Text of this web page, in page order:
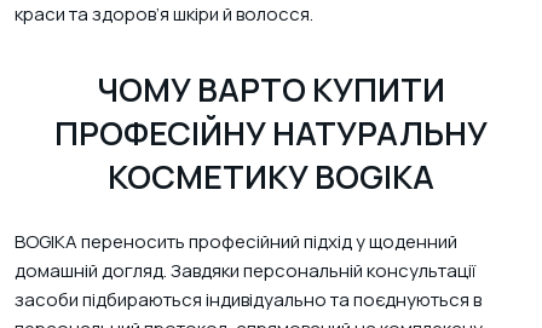
краси та здоров’я шкіри й волосся.
ЧОМУ ВАРТО КУПИТИ
ПРОФЕСІЙНУ НАТУРАЛЬНУ
КОСМЕТИКУ BOGIKA
BOGIKA переносить професійний підхід у щоденний
домашній догляд. Завдяки персональній консультації
засоби підбираються індивідуально та поєднуються в